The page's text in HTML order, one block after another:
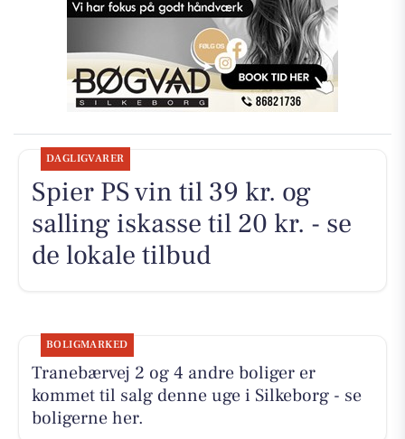
DAGLIGVARER
Spier PS vin til 39 kr. og
salling iskasse til 20 kr. - se
de lokale tilbud
BOLIGMARKED
Tranebærvej 2 og 4 andre boliger er
kommet til salg denne uge i Silkeborg - se
boligerne her.